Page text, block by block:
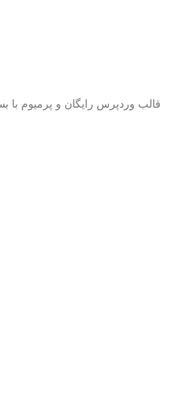
قالب وردپرس رایگان و پرمیوم با